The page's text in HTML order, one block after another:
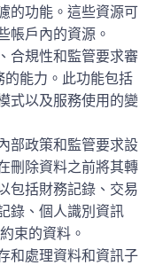
的功能。這些資源可
帳戶內的資源。
合規性和監管要求審
能力。此功能包括
式以及服務使用的變
部政策和監管要求設
刪除資料之前將其轉
包括財務記錄、交易
錄、個人識別資訊
束的資料。
和處理資料和資訊子